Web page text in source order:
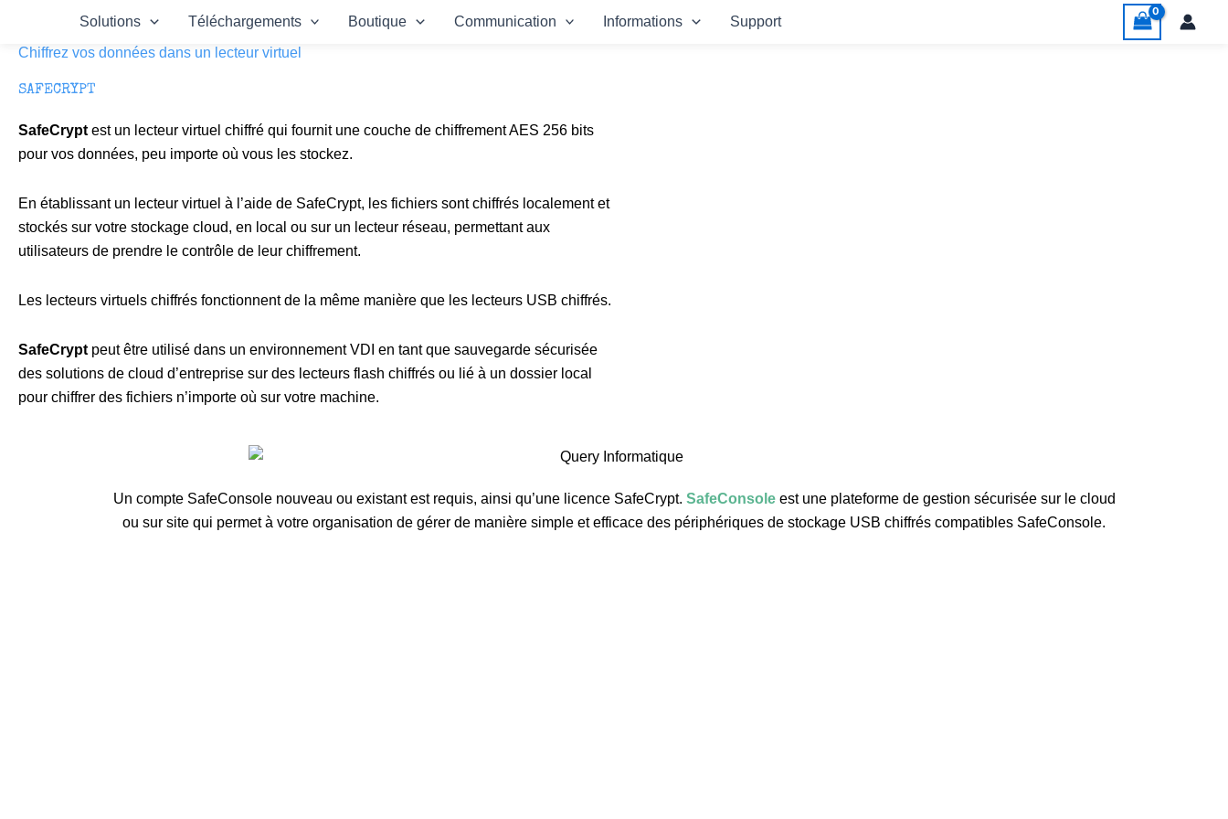
contenu
Solutions Téléchargements Boutique Communication Informations
Support
Chiffrez vos données dans un lecteur virtuel
SAFECRYPT
SafeCrypt est un lecteur virtuel chiffré qui fournit une couche de chiffrement AES 256 bits
pour vos données, peu importe où vous les stockez.
En établissant un lecteur virtuel à l’aide de SafeCrypt, les fichiers sont chiffrés localement et
stockés sur votre stockage cloud, en local ou sur un lecteur réseau, permettant aux
utilisateurs de prendre le contrôle de leur chiffrement.
Les lecteurs virtuels chiffrés fonctionnent de la même manière que les lecteurs USB chiffrés.
SafeCrypt peut être utilisé dans un environnement VDI en tant que sauvegarde sécurisée
des solutions de cloud d’entreprise sur des lecteurs flash chiffrés ou lié à un dossier local
pour chiffrer des fichiers n’importe où sur votre machine.
Un compte SafeConsole nouveau ou existant est requis, ainsi qu’une licence SafeCrypt. SafeConsoleest une plateforme de gestion sécurisée sur le cloud
ou sur site qui permet à votre organisation de gérer de manière simple et efficace des périphériques de stockage USB chiffrés compatibles SafeConsole.